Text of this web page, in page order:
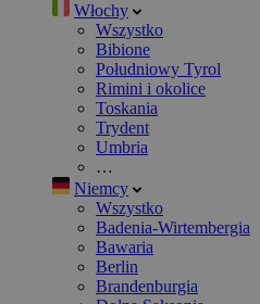
Włochy
Wszystko
Bibione
Południowy Tyrol
Rimini i okolice
Toskania
Trydent
Umbria
…
Niemcy
Wszystko
Badenia-Wirtembergia
Bawaria
Berlin
Brandenburgia